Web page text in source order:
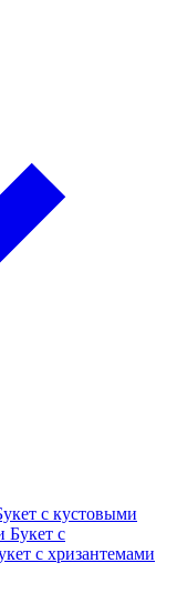
с кустовыми
Букет с
с хризантемами